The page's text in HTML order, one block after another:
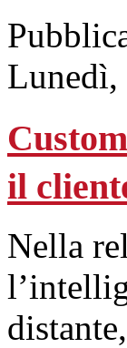
Lunedì,
il
Nella